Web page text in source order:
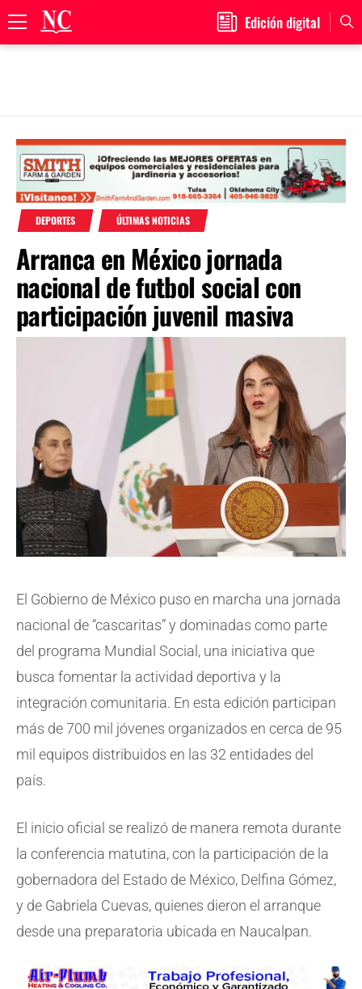
content
Edición digital
DEPORTES ÚLTIMAS NOTICIAS
Arranca en México jornada
nacional de futbol social con
participación juvenil masiva
El Gobierno de México puso en marcha una jornada
nacional de “cascaritas” y dominadas como parte
del programa Mundial Social, una iniciativa que
busca fomentar la actividad deportiva y la
integración comunitaria. En esta edición participan
más de 700 mil jóvenes organizados en cerca de 95
mil equipos distribuidos en las 32 entidades del
país.
El inicio oficial se realizó de manera remota durante
la conferencia matutina, con la participación de la
gobernadora del Estado de México, Delfina Gómez,
y de Gabriela Cuevas, quienes dieron el arranque
desde una preparatoria ubicada en Naucalpan.